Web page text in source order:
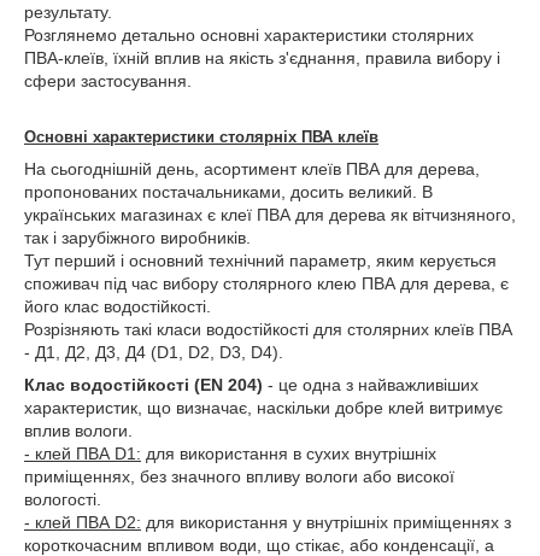
результату.
Розглянемо детально основні характеристики столярних
ПВА-клеїв, їхній вплив на якість з'єднання, правила вибору і
сфери застосування.
Основні характеристики столярніх ПВА клеїв
На сьогоднішній день, асортимент клеїв ПВА для дерева,
пропонованих постачальниками, досить великий. В
українських магазинах є клеї ПВА для дерева як вітчизняного,
так і зарубіжного виробників.
Тут перший і основний технічний параметр, яким керується
споживач під час вибору столярного клею ПВА для дерева, є
його клас водостійкості.
Розрізняють такі класи водостійкості для столярних клеїв ПВА
- Д1, Д2, Д3, Д4 (D1, D2, D3, D4).
Клас водостійкості (EN 204) - це одна з найважливіших
характеристик, що визначає, наскільки добре клей витримує
вплив вологи.
- клей ПВА D1: для використання в сухих внутрішніх
приміщеннях, без значного впливу вологи або високої
вологості.
- клей ПВА D2: для використання у внутрішніх приміщеннях з
короткочасним впливом води, що стікає, або конденсації, а